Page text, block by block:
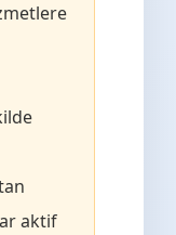
aktif